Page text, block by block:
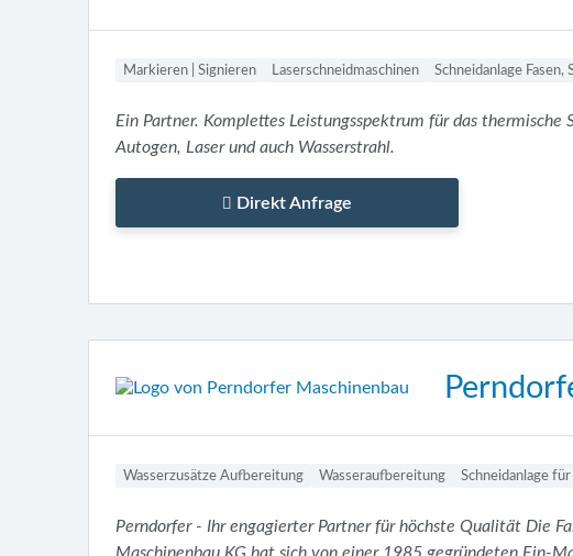
Markieren | Signieren Laserschneidmaschinen Schneidanlage Fasen,
Ein Partner. Komplettes Leistungsspektrum für das thermische
Autogen, Laser und auch Wasserstrahl.
Direkt Anfrage
Wasserzusätze Aufbereitung Wasseraufbereitung Schneidanlage
Perndorfer - Ihr engagierter Partner für höchste Qualität Die